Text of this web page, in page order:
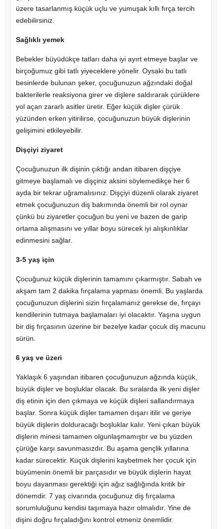
üzere tasarlanmış küçük uçlu ve yumuşak kıllı fırça tercih
edebilirsiniz.
Sağlıklı yemek
Bebekler büyüdükçe tatları daha iyi ayırt etmeye başlar ve
birçoğumuz gibi tatlı yiyeceklere yönelir. Oysaki bu tatlı
besinlerde bulunan şeker, çocuğunuzun ağzındaki doğal
bakterilerle reaksiyona girer ve dişlere saldırarak çürüklere
yol açan zararlı asitler üretir. Eğer küçük dişler çürük
yüzünden erken yitirilirse, çocuğunuzun büyük dişlerinin
gelişimini etkileyebilir.
Dişçiyi ziyaret
Çocuğunuzun ilk dişinin çıktığı andan itibaren dişçiye
gitmeye başlamalı ve dişçiniz aksini söylemedikçe her 6
ayda bir tekrar uğramalısınız. Dişçiyi düzenli olarak ziyaret
etmek çocuğunuzun diş bakımında önemli bir rol oynar
çünkü bu ziyaretler çocuğun bu yeni ve bazen de garip
ortama alışmasını ve yıllar boyu sürecek iyi alışkınlıklar
edinmesini sağlar.
3-5 yaş için
Çocuğunuz küçük dişlerinin tamamını çıkarmıştır. Sabah ve
akşam tam 2 dakika fırçalama yapması önemli. Bu yaşlarda
çocuğunuzun dişlerini sizin fırçalamanız gerekse de, fırçayı
kendilerinin tutmaya başlamaları iyi olacaktır. Yaşına uygun
bir diş fırçasının üzerine bir bezelye kadar çocuk diş macunu
sürün.
6 yaş ve üzeri
Yaklaşık 6 yaşından itibaren çocuğunuzun ağzında küçük,
büyük dişler ve boşluklar olacak. Bu sıralarda ilk yeni dişler
diş etinin için den çıkmaya ve küçük dişleri sallandırmaya
başlar. Sonra küçük dişler tamamen dışarı itilir ve geriye
büyük dişlerin dolduracağı boşluklar kalır. Yeni çıkan büyük
dişlerin minesi tamamen olgunlaşmamıştır ve bu yüzden
çürüğe karşı savunmasızdır. Bu aşama gençlik yıllarına
kadar sürecektir. Küçük dişlerini kaybetmek her çocuk için
büyümenin önemli bir parçasıdır ve büyük dişlerin hayat
boyu dayanması gerektiği için ağız sağlığında kritik bir
dönemdir. 7 yaş civarında çocuğunuz diş fırçalama
sorumluluğunu kendisi taşımaya hazır olmalıdır. Yine de
dişini doğru fırçaladığını kontrol etmeniz önemlidir.